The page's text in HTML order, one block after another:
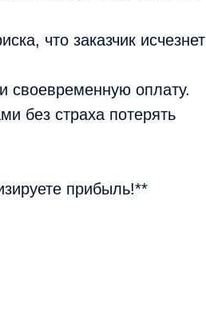
что заказчик исчезнет
своевременную оплату.
без страха потерять
прибыль!**